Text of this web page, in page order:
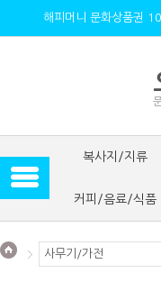
해피머니 문화상품권
복사지/지류
커피/음료/식품
사무기/가전